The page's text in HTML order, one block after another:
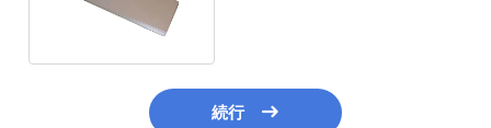
続行